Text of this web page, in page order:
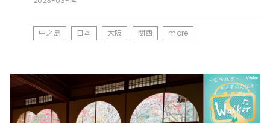
中之島 日本 大阪 關西 more